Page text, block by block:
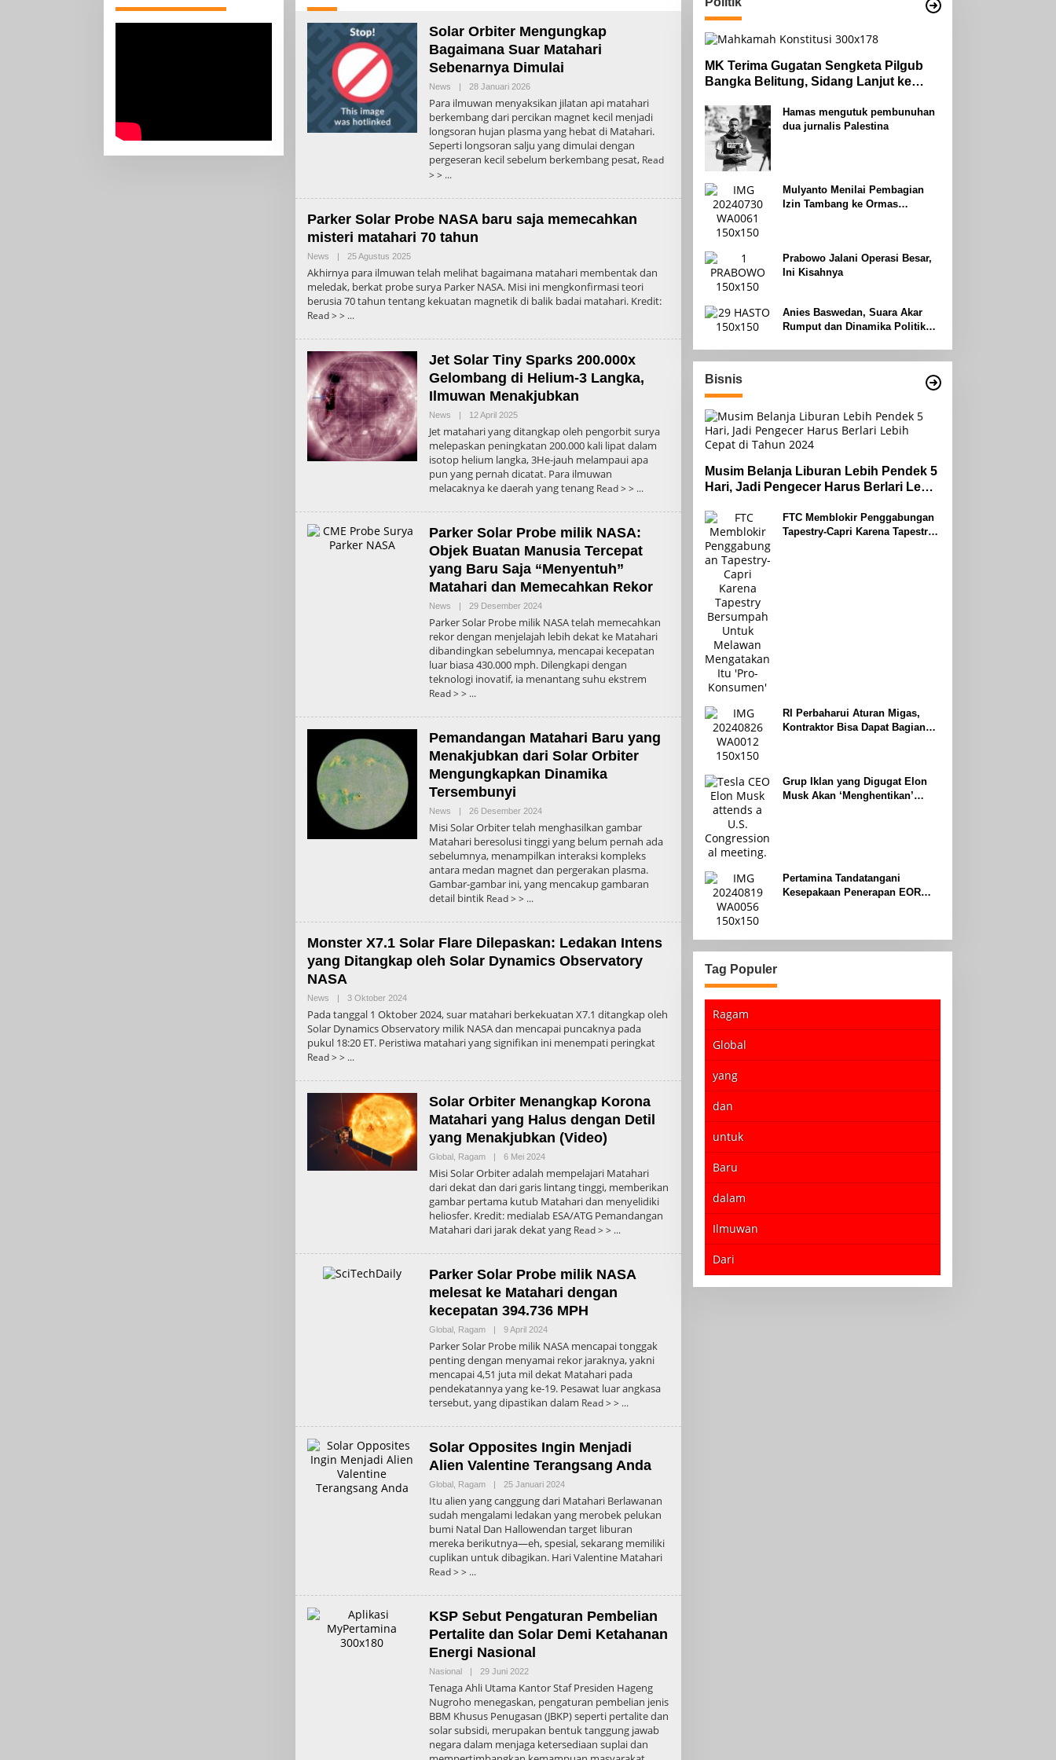
Solar Orbiter Mengungkap
Bagaimana Suar Matahari
Sebenarnya Dimulai
News | 28 Januari 2026Oleh
Para ilmuwan menyaksikan jilatan api matahari
berkembang dari percikan magnet kecil menjadi
longsoran hujan plasma yang hebat di Matahari.
Seperti longsoran salju yang dimulai dengan
pergeseran kecil sebelum berkembang pesat, Read
> >
Parker Solar Probe NASA baru saja memecahkan
misteri matahari 70 tahun
News | 25 Agustus 2025Oleh
Akhirnya para ilmuwan telah melihat bagaimana matahari membentak dan
meledak, berkat probe surya Parker NASA. Misi ini mengkonfirmasi teori
berusia 70 tahun tentang kekuatan magnetik di balik badai matahari. Kredit:
Read > >
Jet Solar Tiny Sparks 200.000x
Gelombang di Helium-3 Langka,
Ilmuwan Menakjubkan
News | 12 April 2025Oleh
Jet matahari yang ditangkap oleh pengorbit surya
melepaskan peningkatan 200.000 kali lipat dalam
isotop helium langka, 3He-jauh melampaui apa
pun yang pernah dicatat. Para ilmuwan
melacaknya ke daerah yang tenang Read > >
Parker Solar Probe milik NASA:
Objek Buatan Manusia Tercepat
yang Baru Saja “Menyentuh”
Matahari dan Memecahkan Rekor
News | 29 Desember 2024Oleh
Parker Solar Probe milik NASA telah memecahkan
rekor dengan menjelajah lebih dekat ke Matahari
dibandingkan sebelumnya, mencapai kecepatan
luar biasa 430.000 mph. Dilengkapi dengan
teknologi inovatif, ia menantang suhu ekstrem
Read > >
Pemandangan Matahari Baru yang
Menakjubkan dari Solar Orbiter
Mengungkapkan Dinamika
Tersembunyi
News | 26 Desember 2024Oleh
Misi Solar Orbiter telah menghasilkan gambar
Matahari beresolusi tinggi yang belum pernah ada
sebelumnya, menampilkan interaksi kompleks
antara medan magnet dan pergerakan plasma.
Gambar-gambar ini, yang mencakup gambaran
detail bintik Read > >
Monster X7.1 Solar Flare Dilepaskan: Ledakan Intens
yang Ditangkap oleh Solar Dynamics Observatory
NASA
News | 3 Oktober 2024Oleh
Pada tanggal 1 Oktober 2024, suar matahari berkekuatan X7.1 ditangkap oleh
Solar Dynamics Observatory milik NASA dan mencapai puncaknya pada
pukul 18:20 ET. Peristiwa matahari yang signifikan ini menempati peringkat
Read > >
Solar Orbiter Menangkap Korona
Matahari yang Halus dengan Detil
yang Menakjubkan (Video)
Global, Ragam | 6 Mei 2024Oleh
Misi Solar Orbiter adalah mempelajari Matahari
dari dekat dan dari garis lintang tinggi, memberikan
gambar pertama kutub Matahari dan menyelidiki
heliosfer. Kredit: medialab ESA/ATG Pemandangan
Matahari dari jarak dekat yang Read > >
Parker Solar Probe milik NASA
melesat ke Matahari dengan
kecepatan 394.736 MPH
Global, Ragam | 9 April 2024Oleh
Parker Solar Probe milik NASA mencapai tonggak
penting dengan menyamai rekor jaraknya, yakni
mencapai 4,51 juta mil dekat Matahari pada
pendekatannya yang ke-19. Pesawat luar angkasa
tersebut, yang dipastikan dalam Read > >
Solar Opposites Ingin Menjadi
Alien Valentine Terangsang Anda
Global, Ragam | 25 Januari 2024Oleh
Itu alien yang canggung dari Matahari Berlawanan
sudah mengalami ledakan yang merobek pelukan
bumi Natal Dan Hallowendan target liburan
mereka berikutnya—eh, spesial, sekarang memiliki
cuplikan untuk dibagikan. Hari Valentine Matahari
Read > >
KSP Sebut Pengaturan Pembelian
Pertalite dan Solar Demi Ketahanan
Energi Nasional
Nasional | 29 Juni 2022Oleh
Tenaga Ahli Utama Kantor Staf Presiden Hageng
Nugroho menegaskan, pengaturan pembelian jenis
BBM Khusus Penugasan (JBKP) seperti pertalite dan
solar subsidi, merupakan bentuk tanggung jawab
negara dalam menjaga ketersediaan suplai dan
MK Terima Gugatan Sengketa Pilgub
Bangka Belitung, Sidang Lanjut ke
Hamas mengutuk pembunuhan
dua jurnalis Palestina
Mulyanto Menilai Pembagian
Izin Tambang ke Ormas
Prabowo Jalani Operasi Besar,
Ini Kisahnya
Anies Baswedan, Suara Akar
Rumput dan Dinamika Politik
Bisnis
Musim Belanja Liburan Lebih Pendek 5
Hari, Jadi Pengecer Harus Berlari Lebih
FTC Memblokir Penggabungan
Tapestry-Capri Karena Tapestry
RI Perbaharui Aturan Migas,
Kontraktor Bisa Dapat Bagian
Grup Iklan yang Digugat Elon
Musk Akan ‘Menghentikan’
Pertamina Tandatangani
Kesepakaan Penerapan EOR
Tag Populer
Ragam
Global
yang
dan
untuk
Baru
dalam
Ilmuwan
Dari